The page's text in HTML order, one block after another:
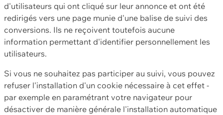
d'utilisateurs qui ont cliqué sur leur annonce et ont été
redirigés vers une page munie d'une balise de suivi des
conversions. Ils ne reçoivent toutefois aucune
information permettant d'identifier personnellement les
utilisateurs.
Si vous ne souhaitez pas participer au suivi, vous pouvez
refuser l'installation d'un cookie nécessaire à cet effet -
par exemple en paramétrant votre navigateur pour
désactiver de manière générale l'installation automatique